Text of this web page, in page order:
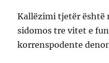
Kallëzimi tjetër është
sidomos tre vitet e
korrenspodente